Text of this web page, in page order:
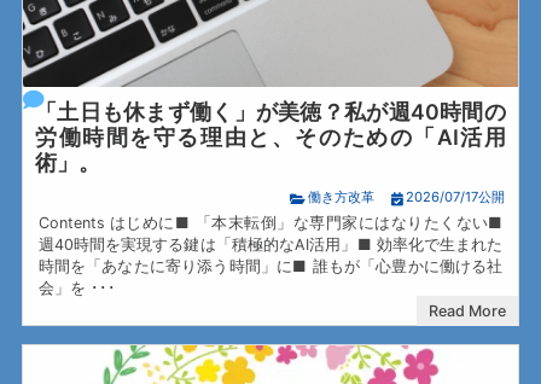
「土日も休まず働く」が美徳？私が週40時間の
労働時間を守る理由と、そのための「AI活用
術」。
働き方改革 2026/07/17公開
Contents はじめに■ 「本末転倒」な専門家にはなりたくない■
週40時間を実現する鍵は「積極的なAI活用」■ 効率化で生まれた
時間を「あなたに寄り添う時間」に■ 誰もが「心豊かに働ける社
会」を ･･･
Read More